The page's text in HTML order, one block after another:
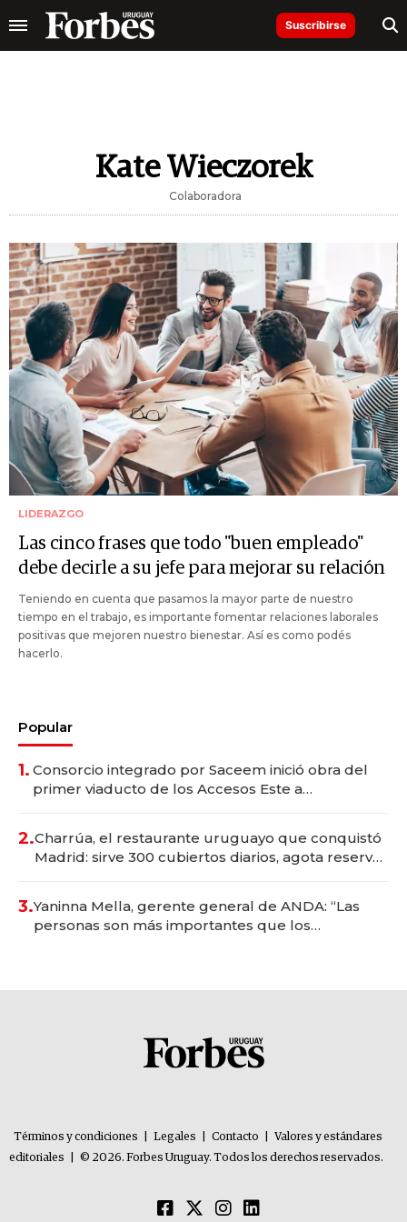
Suscribirse
Kate Wieczorek
Colaboradora
LIDERAZGO
Las cinco frases que todo "buen empleado"
debe decirle a su jefe para mejorar su relación
Teniendo en cuenta que pasamos la mayor parte de nuestro
tiempo en el trabajo, es importante fomentar relaciones laborales
positivas que mejoren nuestro bienestar. Así es como podés
hacerlo.
Popular
1. Consorcio integrado por Saceem inició obra del
primer viaducto de los Accesos Este a
2.Charrúa, el restaurante uruguayo que conquistó
Madrid: sirve 300 cubiertos diarios, agota reservas
3.Yaninna Mella, gerente general de ANDA: “Las
personas son más importantes que los
Términos y condiciones Legales Contacto
Valores y estándares
editoriales
© 2026. Forbes Uruguay. Todos los derechos reservados.